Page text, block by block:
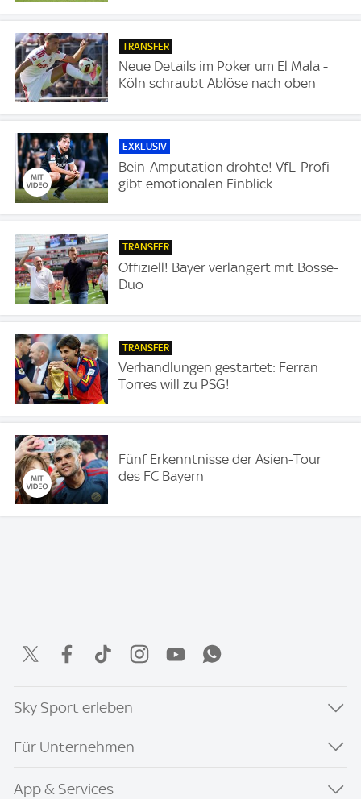
TRANSFER
Neue Details im Poker um El Mala -
Köln schraubt Ablöse nach oben
EXKLUSIV
Bein-Amputation drohte! VfL-Profi
gibt emotionalen Einblick
TRANSFER
Offiziell! Bayer verlängert mit Bosse-
Duo
TRANSFER
Verhandlungen gestartet: Ferran
Torres will zu PSG!
Fünf Erkenntnisse der Asien-Tour
des FC Bayern
Sky Sport erleben
Für Unternehmen
App & Services